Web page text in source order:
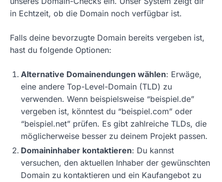
in Echtzeit, ob die Domain noch verfügbar ist.
Falls deine bevorzugte Domain bereits vergeben ist,
hast du folgende Optionen:
Alternative Domainendungen wählen: Erwäge,
eine andere Top-Level-Domain (TLD) zu
verwenden. Wenn beispielsweise “beispiel.de”
vergeben ist, könntest du “beispiel.com” oder
“beispiel.net” prüfen. Es gibt zahlreiche TLDs, die
möglicherweise besser zu deinem Projekt passen.
Domaininhaber kontaktieren: Du kannst
versuchen, den aktuellen Inhaber der gewünschten
Domain zu kontaktieren und ein Kaufangebot zu